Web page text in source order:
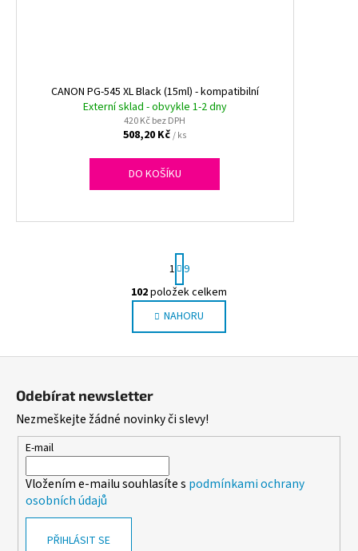
CANON PG-545 XL Black (15ml) - kompatibilní
Externí sklad - obvykle 1-2 dny
420 Kč bez DPH
508,20 Kč/ ks
DO KOŠÍKU
O
v
l
á
í
p
k
S
t
r
á
n
k
1 9
102položek celkem
NAHORU
Odebírat newsletter
Nezmeškejte žádné novinky či slevy!
E-mail
Vložením e-mailu souhlasíte s podmínkami ochrany
osobních údajů
PŘIHLÁSIT SE